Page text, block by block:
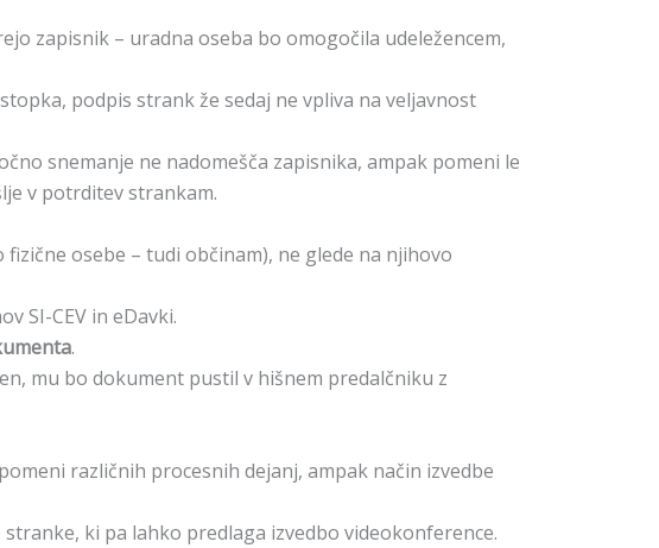
zapisnik – uradna oseba bo omogočila udeležencem,
podpis strank že sedaj ne vpliva na veljavnost
snemanje ne nadomešča zapisnika, ampak pomeni le
v potrditev strankam.
fizične osebe – tudi občinam), ne glede na njihovo
SI-CEV in eDavki.
.
mu bo dokument pustil v hišnem predalčniku z
različnih procesnih dejanj, ampak način izvedbe
ki pa lahko predlaga izvedbo videokonference.